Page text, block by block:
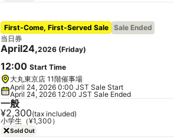
First-Come, First-Served Sale Sale Ended
当日券
April24,2026 (Friday)
12:00 Start Time
大丸東京店 11階催事場
April 24, 2026 0:00 JST Sale Start
April 24, 2026 12:00 JST Sale Ended
一般
¥2,300(tax included)
小学生（¥1,300）
Sold Out